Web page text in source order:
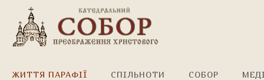
ЖИТТЯ ПАРАФІЇ СПІЛЬНОТИ СОБОР